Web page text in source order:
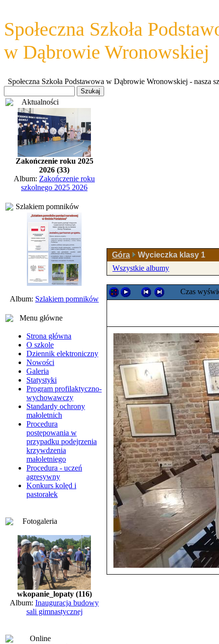
Społeczna Szkoła
w Dąbrowie Wronowskiej
Społeczna Szkoła Podstawowa w Dąbrowie Wronowskiej - nasza
Aktualności
Zakończenie roku 2025
2026 (33)
Album: Zakończenie roku
szkolnego 2025 2026
Szlakiem pomników
Album: Szlakiem pomników
Menu główne
Strona główna
O szkole
Dziennik elektroniczny
Nowości
Galeria
Statystyki
Program profilaktyczno-
wychowawczy
Standardy ochrony
małoletnich
Procedura
postępowania w
przypadku podejrzenia
krzywdzenia
małoletniego
Procedura - uczeń
agresywny
Konkurs kolęd i
pastorałek
Fotogaleria
wkopanie_lopaty (116)
Album: Inauguracja budowy
sali gimnastycznej
Online
Góra
Wycieczka klasy 1
Wszystkie albumy
Czas